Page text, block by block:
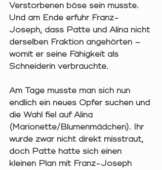
Verstorbenen böse sein musste.
Und am Ende erfuhr Franz-
Joseph, dass Patte und Alina nicht
derselben Fraktion angehörten –
womit er seine Fähigkeit als
Schneiderin verbrauchte.
Am Tage musste man sich nun
endlich ein neues Opfer suchen und
die Wahl fiel auf Alina
(Marionette/Blumenmädchen). Ihr
wurde zwar nicht direkt misstraut,
doch Patte hatte sich einen
kleinen Plan mit Franz-Joseph